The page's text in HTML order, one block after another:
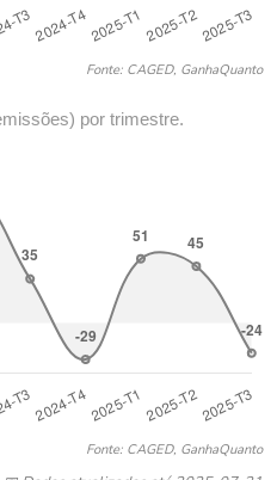
Fonte: CAGED, GanhaQuanto
por trimestre.
Fonte: CAGED, GanhaQuanto